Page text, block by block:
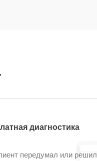
диагностика
передумал или решил